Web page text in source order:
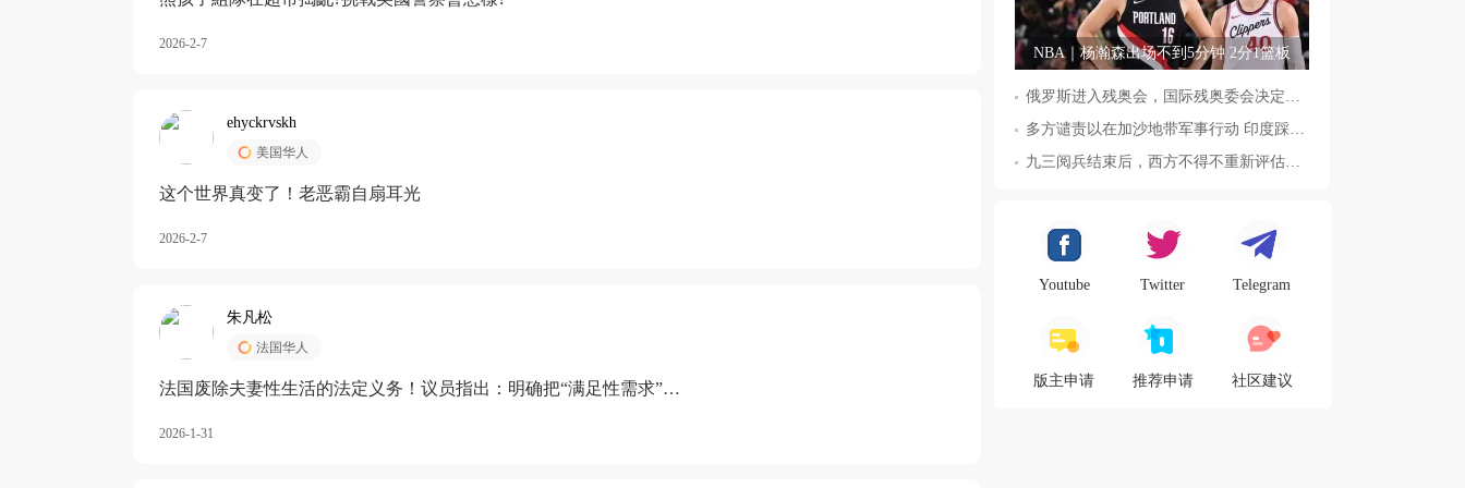
2026-2-7
ehyckrvskh
美国华人
这个世界真变了！老恶霸自扇耳光
2026-2-7
朱凡松
法国华人
法国废除夫妻性生活的法定义务！议员指出：明确把“满足性需求”排
2026-1-31
NBA｜杨瀚森出场不到5分钟 2分1篮板
Youtube Twitter Telegram
版主申请 推荐申请 社区建议